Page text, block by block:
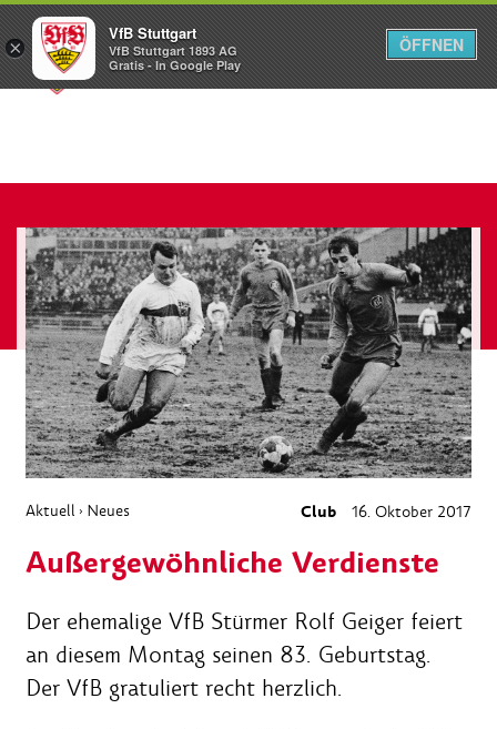
Menü
Aktuell › Neues Club 16. Oktober 2017
Außergewöhnliche Verdienste
Der ehemalige VfB Stürmer Rolf Geiger feiert
an diesem Montag seinen 83. Geburtstag.
Der VfB gratuliert recht herzlich.
×
VfB Stuttgart
VfB Stuttgart 1893 AG
Gratis - In Google Play
ÖFFNEN